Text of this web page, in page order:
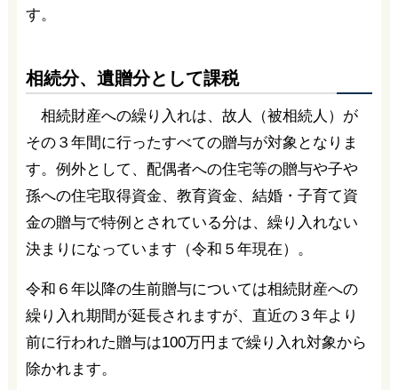
す。
相続分、遺贈分として課税
相続財産への繰り入れは、故人（被相続人）が
その３年間に行ったすべての贈与が対象となりま
す。例外として、配偶者への住宅等の贈与や子や
孫への住宅取得資金、教育資金、結婚・子育て資
金の贈与で特例とされている分は、繰り入れない
決まりになっています（令和５年現在）。
令和６年以降の生前贈与については相続財産への
繰り入れ期間が延長されますが、直近の３年より
前に行われた贈与は100万円まで繰り入れ対象から
除かれます。